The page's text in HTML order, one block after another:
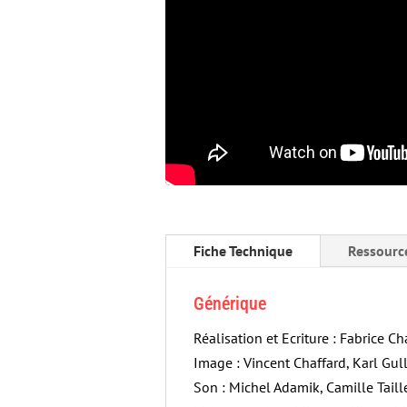
Fiche Technique
Générique
Réalisation et Ecriture : Fabrice
Image : Vincent Chaffard, Karl
Son : Michel Adamik, Camille